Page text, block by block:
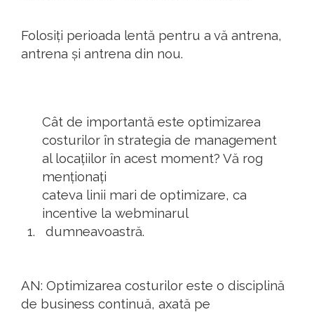
Folosiți perioada lentă pentru a vă antrena,
antrena și antrena din nou.
Cât de importantă este optimizarea
costurilor în strategia de management
al locațiilor în acest moment? Vă rog
menționați
cateva linii mari de optimizare, ca
incentive la webminarul
dumneavoastră.
AN: Optimizarea costurilor este o disciplină
de business continuă, axată pe